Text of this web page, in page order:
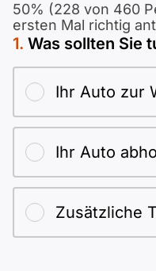
Pflege (telc)
A2 ÖIF
B1 telc
B1 Goethe
B1 ÖIF
B1 ÖSD
B1 Pflege (telc)
B2 telc
B2 Goethe
B2 Pflege (telc)
Mehr Tools
Online-Kurse
Spiele
Schulen & Kurse
50% (228 von 460
ersten Mal richtig
Was sollten Sie
Ihr Auto zur
Ihr Auto
Zusätzliche